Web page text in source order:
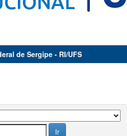
de Sergipe - RI/UFS